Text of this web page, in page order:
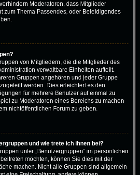
Moderatoren, dass Mitglieder
zum Thema Passendes, oder Beleidigendes
von Mitgliedern, die die Mitglieder des
verwaltbare Einheiten aufteilt.
Gruppen angehören und jeder Gruppe
werden. Dies erleichtert es den
für mehrere Benutzer auf einmal zu
zu Moderatoren eines Bereichs zu machen
nichtöffentlichen Forum zu geben.
und wie trete ich ihnen bei?
unter „Benutzergruppen“ im persönlichen
möchten, können Sie dies mit der
machen. Nicht alle Gruppen sind allgemein